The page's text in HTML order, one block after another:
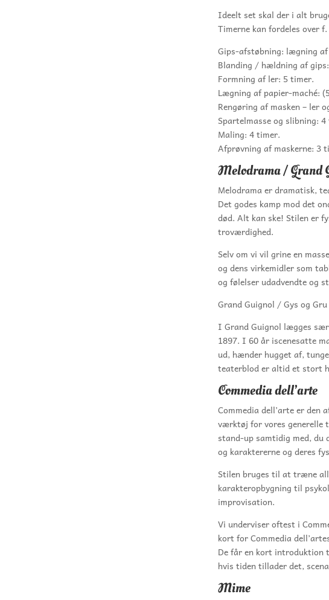
Ideelt set skal der i alt
Timerne kan fordeles over
Gips-afstøbning: lægning
Blanding / hældning af
Formning af ler: 5 timer.
Lægning af papier-maché:
Rengøring af masken – ler
Spartelmasse og slibning:
Maling: 4 timer.
Afprøvning af maskerne: 3
Melodrama / Grand
Melodrama er dramatisk,
Det godes kamp mod det
død. Alt kan ske! Stilen er
troværdighed.
Selv om vi vil grine en
og dens virkemidler som
og følelser udadvendte og
Grand Guignol / Gys og Gru
I Grand Guignol lægges
1897. I 60 år iscenesatte
ud, hænder hugget af,
teaterblod er altid et stort
Commedia dell’arte
Commedia dell’arte er
værktøj for vores generelle
stand-up samtidig med, du
og karaktererne og deres
Stilen bruges til at træne
karakteropbygning til
improvisation.
Vi underviser oftest i
kort for Commedia
De får en kort introduktion
hvis tiden tillader det,
Mime